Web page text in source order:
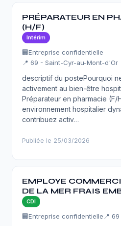
PRÉPARATEUR EN
(H/F)
Intérim
🏢Entreprise confidentielle
📍 69 - Saint-Cyr-au-Mont-d'Or
descriptif du postePourquoi
activement au bien-être
Préparateur en pharmacie (F/
environnement hospitalier
contribuez activ…
Publiée le 25/03/2026
EMPLOYE
DE LA MER FRAIS
CDI
🏢Entreprise confidentielle 📍